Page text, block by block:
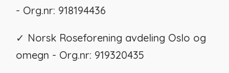
- Org.nr: 918194436
✓ Norsk Roseforening avdeling Oslo og
omegn - Org.nr: 919320435